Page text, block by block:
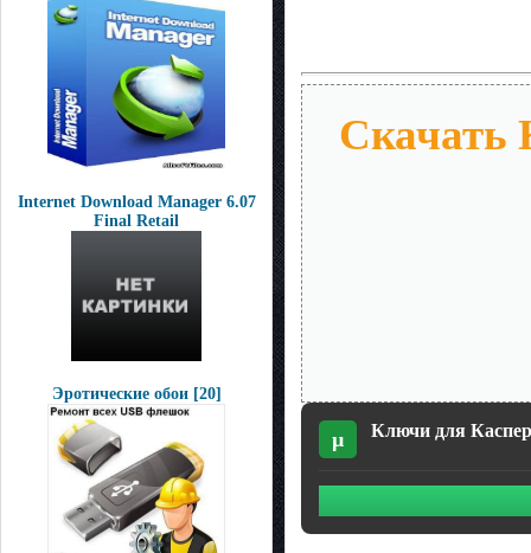
Internet Download Manager 6.07
Final Retail
Эротические обои [20]
Скачать
µ Ключи для